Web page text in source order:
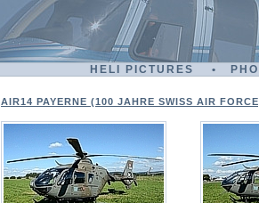
HELI PICTURES •
AIR14 PAYERNE (100 JAHRE SWISS AIR